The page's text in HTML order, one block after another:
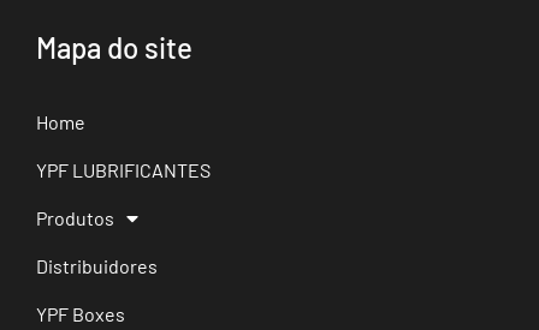
Mapa do site
Home
YPF LUBRIFICANTES
Produtos
Distribuidores
YPF Boxes